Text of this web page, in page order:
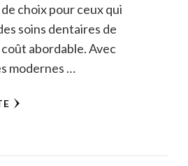
choix pour ceux qui
soins dentaires de
abordable. Avec
modernes …